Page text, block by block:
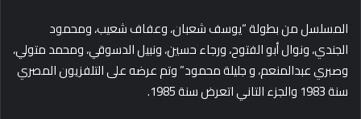
المسلسل من بطولة “يوسف شعبان، وعفاف شعيب، ومحمود
الجندي، ونوال أبو الفتوح، ورجاء حسين، ونبيل الدسوقي، ومحمد متولي،
وصبري عبدالمنعم، و جليلة محمود” وتم عرضه على التلفزيون المصري
سنة 1983 والجزء التاني اتعرض سنة 1985.